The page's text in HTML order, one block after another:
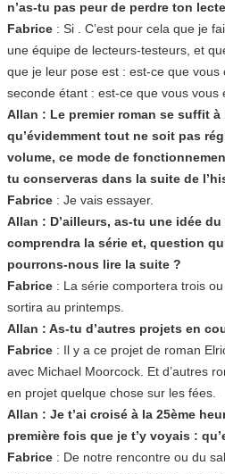
n’as-tu pas peur de perdre ton
Fabrice : Si . C’est pour cela que je
une équipe de lecteurs-testeurs, et
que je leur pose est : est-ce que vous
seconde étant : est-ce que vous vous
Allan : Le premier roman se suffit à
qu’évidemment tout ne soit pas
volume, ce mode de
tu conserveras dans la suite de
Fabrice : Je vais essayer.
Allan : D’ailleurs, as-tu une idée
comprendra la série et, question
pourrons-nous lire la suite ?
Fabrice : La série comportera trois
sortira au printemps.
Allan : As-tu d’autres projets en
Fabrice : Il y a ce projet de roman
avec Michael Moorcock. Et d’autres
en projet quelque chose sur les fées.
Allan : Je t’ai croisé à la 25ème
première fois que je t’y voyais :
Fabrice : De notre rencontre ou du